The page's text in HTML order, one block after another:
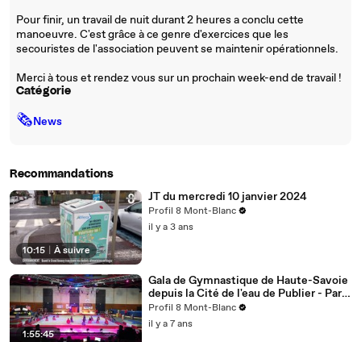
Pour finir, un travail de nuit durant 2 heures a conclu cette
manoeuvre. C'est grâce à ce genre d'exercices que les
secouristes de l'association peuvent se maintenir opérationnels.
Merci à tous et rendez vous sur un prochain week-end de travail !
Catégorie
🗞News
Recommandations
10:15 À suivre
JT du mercredi 10 janvier 2024
Profil 8 Mont-Blanc
il y a 3 ans
1:55:45
Gala de Gymnastique de Haute-Savoie
depuis la Cité de l'eau de Publier - Part
1Profil 8 Mont-Blanc
il y a 7 ans